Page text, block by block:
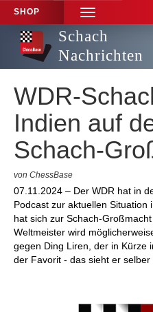
SHOP
TOGGLE
NAVIGATION
Schach
Nachrichten
WDR-
Indien auf
Schach-
von ChessBase
07.11.2024 – Der WDR hat in
Podcast zur aktuellen Situation
hat sich zur Schach-
Weltmeister wird
gegen Ding Liren, der in Kürze
der Favorit - das sieht er selber